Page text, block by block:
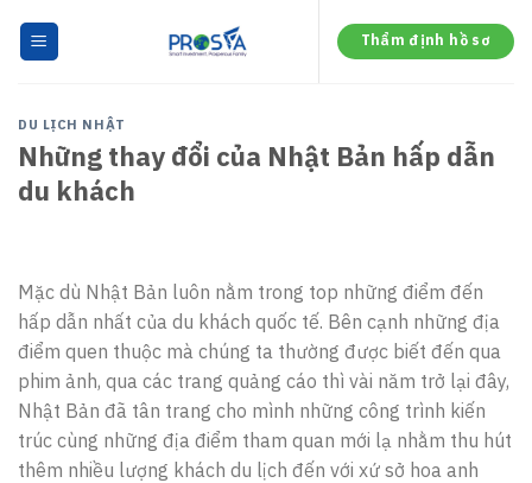
Thẩm định hồ sơ
DU LỊCH NHẬT
Những thay đổi của Nhật Bản hấp dẫn
du khách
Mặc dù Nhật Bản luôn nằm trong top những điểm đến
hấp dẫn nhất của du khách quốc tế. Bên cạnh những địa
điểm quen thuộc mà chúng ta thường được biết đến qua
phim ảnh, qua các trang quảng cáo thì vài năm trở lại đây,
Nhật Bản đã tân trang cho mình những công trình kiến
trúc cùng những địa điểm tham quan mới lạ nhằm thu hút
thêm nhiều lượng khách du lịch đến với xứ sở hoa anh